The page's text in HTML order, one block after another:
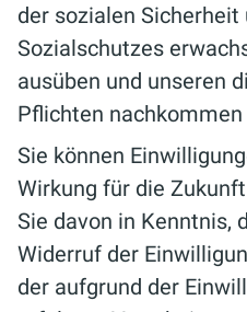
der sozialen Sicherheit
Sozialschutzes
ausüben und unseren
Pflichten nachkommen
Sie können
Wirkung für die
Sie davon in Kenntnis,
Widerruf der
der aufgrund der